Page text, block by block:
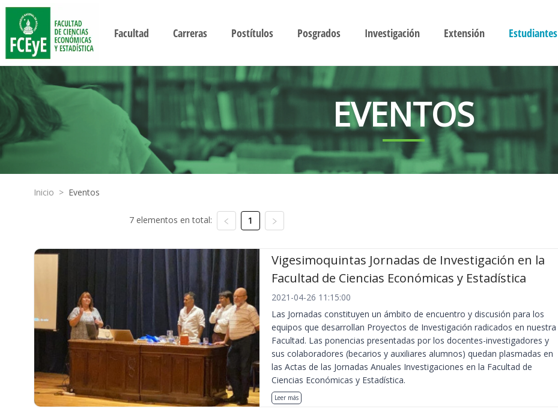
Facultad Carreras Postítulos Posgrados Investigación Extensión Estudiantes
EVENTOS
Inicio > Eventos
7 elementos en total: 1
Vigesimoquintas Jornadas de Investigación en la
Facultad de Ciencias Económicas y Estadística
2021-04-26 11:15:00
Las Jornadas constituyen un ámbito de encuentro y discusión para los
equipos que desarrollan Proyectos de Investigación radicados en nuestra
Facultad. Las ponencias presentadas por los docentes-investigadores y
sus colaboradores (becarios y auxiliares alumnos) quedan plasmadas en
las Actas de las Jornadas Anuales Investigaciones en la Facultad de
Ciencias Económicas y Estadística.
Leer más